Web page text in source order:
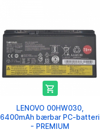

LENOVO 00HW030,
6400mAh bærbar PC-batteri
- PREMIUM